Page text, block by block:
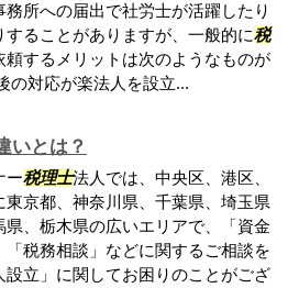
所への届出で社労士が活躍したり
ることがありますが、一般的に税
頼するメリットは次のようなものが
の対応が楽法人を設立...
いとは？
ー税理士法人では、中央区、港区、
京都、神奈川県、千葉県、埼玉県
県、栃木県の広いエリアで、「資金
税務相談」などに関するご相談を
立」に関してお困りのことがござ